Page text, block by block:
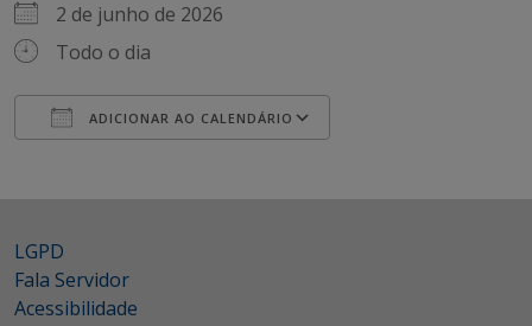
2 de junho de 2026
Todo o dia
ADICIONAR AO CALENDÁRIO
LGPD
Fala Servidor
Acessibilidade